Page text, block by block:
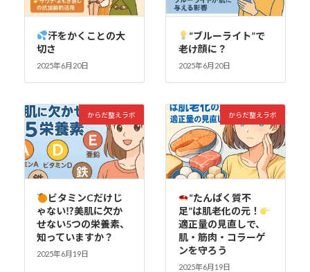
汗をかくことの大
切さ
2025年6月20日
“ブルーライト”で
老け顔に？
2025年6月20日
からだ整えラボ
ビタミンCだけじ
ゃない⁉美肌に欠か
せない5つの栄養素、
知っていますか？
2025年6月19日
からだ整えラボ
“たんぱく質不
足”は肌老化の元！
適正量の見直しで、
肌・筋肉・コラーゲ
ンを守ろう
2025年6月19日